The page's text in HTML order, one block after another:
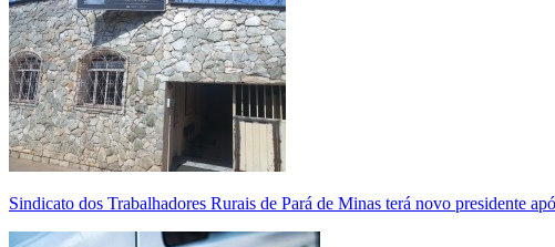
Sindicato dos Trabalhadores Rurais de Pará de Minas terá novo presidente